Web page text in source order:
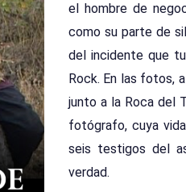
el hombre de
como su parte de
del incidente que
Rock. En las fotos,
junto a la Roca del
fotógrafo, cuya
seis testigos del
verdad.